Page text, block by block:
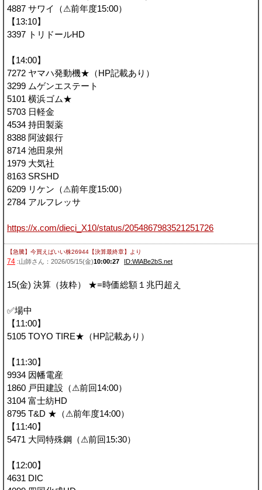
4887 サワイ（⚠前年度15:00）
【13:10】
3397 トリドールHD
【14:00】
7272 ヤマハ発動機★（HP記載あり）
3299 ムゲンエステート
5101 横浜ゴム★
5703 日軽金
4534 持田製薬
8388 阿波銀行
8714 池田泉州
1979 大気社
8163 SRSHD
6209 リケン（⚠前年度15:00）
2784 アルフレッサ
https://x.com/dieci_X10/status/2054867983521251726
【急騰】今買えばいい株26944【決算最終章】 より
74 :山師さん：2026/05/15(金)10:00:27 ID:WlABe2bS.net
15(金) 決算（抜粋） ★=時価総額１兆円超え
✅場中
【11:00】
5105 TOYO TIRE★（HP記載あり）
【11:30】
9934 因幡電産
1860 戸田建設（⚠前回14:00）
3104 富士紡HD
8795 T&D ★（⚠前年度14:00）
【11:40】
5471 大同特殊鋼（⚠前回15:30）
【12:00】
4631 DIC